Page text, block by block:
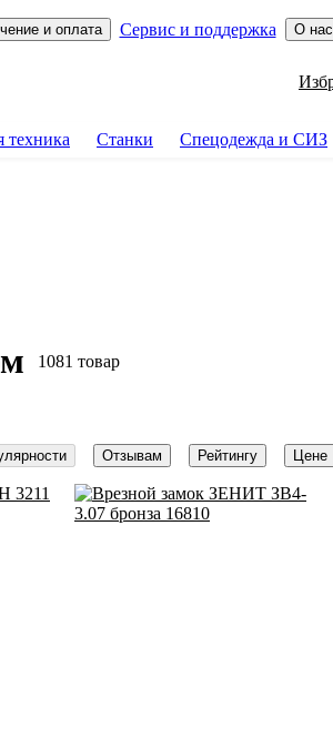
и оплата Сервис и поддержка О нас
техника Станки Спецодежда и СИЗ
1081 товар
Отзывам Рейтингу Цене